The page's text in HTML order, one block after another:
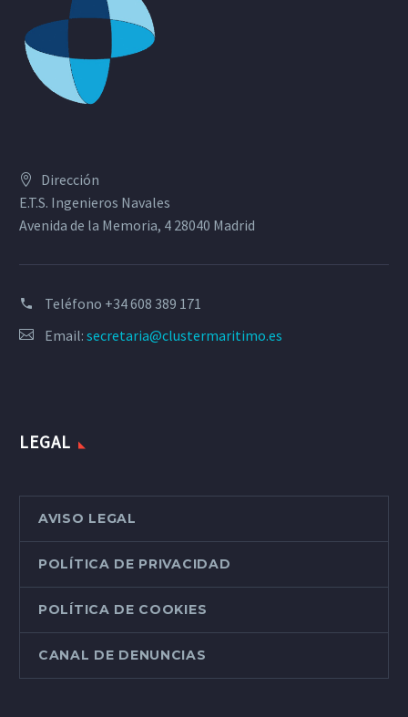
Dirección
E.T.S. Ingenieros Navales
Avenida de la Memoria, 4 28040 Madrid
Teléfono +34 608 389 171
Email: secretaria@clustermaritimo.es
LEGAL
AVISO LEGAL
POLÍTICA DE PRIVACIDAD
POLÍTICA DE COOKIES
CANAL DE DENUNCIAS